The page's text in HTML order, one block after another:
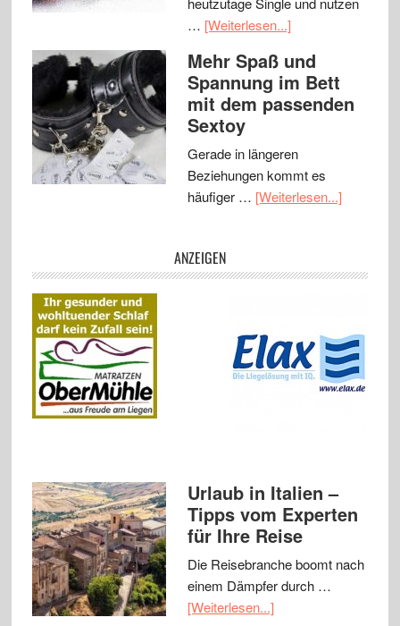
… [Weiterlesen...]
Mehr Spaß und
Spannung im Bett
mit dem passenden
Sextoy
Gerade in längeren
Beziehungen kommt es
häufiger … [Weiterlesen...]
ANZEIGEN
Urlaub in Italien –
Tipps vom Experten
für Ihre Reise
Die Reisebranche boomt nach
einem Dämpfer durch …
[Weiterlesen...]